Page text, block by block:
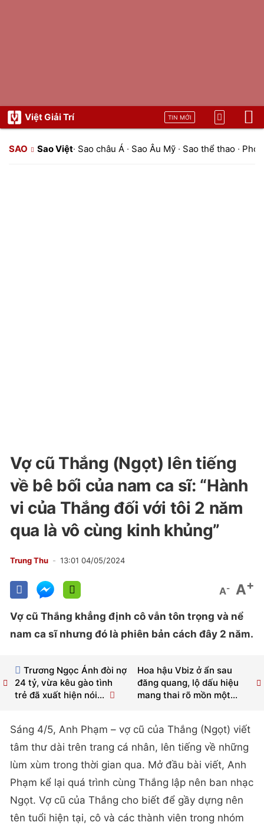
Việt Giải Trí TIN MỚI
SAO Sao Việt· Sao châu Á · Sao Âu Mỹ · Sao thể thao ·
Vợ cũ Thắng (Ngọt) lên tiếng
về bê bối của nam ca sĩ: “Hành
vi của Thắng đối với tôi 2 năm
qua là vô cùng kinh khủng”
Trung Thu 13:01 04/05/2024
A- A+
Vợ cũ Thắng khẳng định cô vẫn tôn trọng và nể
nam ca sĩ nhưng đó là phiên bản cách đây 2 năm.
Hoa hậu Vbiz ở ẩn sau
đăng quang, lộ dấu hiệu
mang thai rõ mồn một...
Trương Ngọc Ánh đòi nợ
24 tỷ, vừa kêu gào tình
trẻ đã xuất hiện nói...
Sáng 4/5, Anh Phạm – vợ cũ của Thắng (Ngọt) viết
tâm thư dài trên trang cá nhân, lên tiếng về những
lùm xùm trong thời gian qua. Mở đầu bài viết, Anh
Phạm kể lại quá trình cùng Thắng lập nên ban nhạc
Ngọt. Vợ cũ của Thắng cho biết để gầy dựng nên
tên tuổi hiện tại, cô và các thành viên trong nhóm